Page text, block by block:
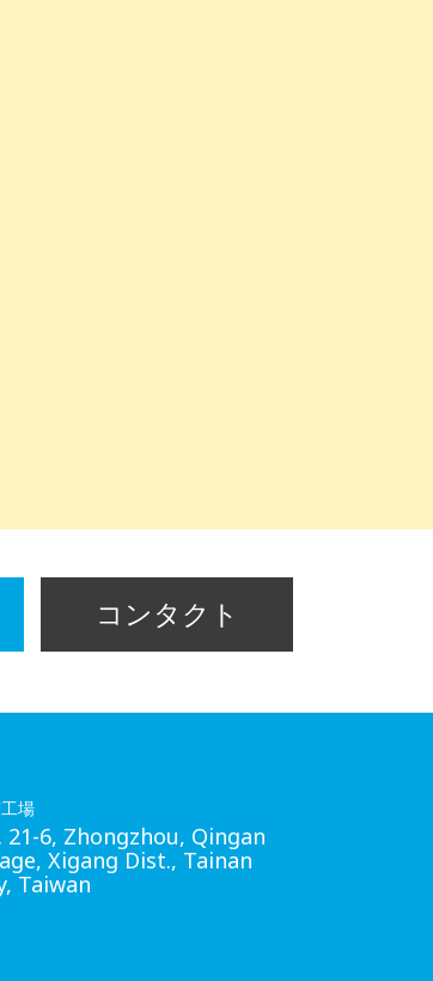
コンタクト
場
21-6, Zhongzhou, Qingan
Xigang Dist., Tainan
Taiwan